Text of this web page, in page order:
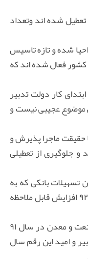
تعطیل شده اند وتعداد
شده و تازه تاسیس
یازدهم در کشور فعال شده اند که
کار دولت تدبیر
موضوع عجیبی نیست و
حقیقت ماجرا پذیرش و
جلوگیری از تعطیلی
بانکی که به
بخش های مختلف صنعتی،معدنی و بازرگانی پرداخت می شود در مقایسه با سال ۹۱ و ۹۲ افزایش قابل ملاحظه
بر اساس گزارش وزارت صنعت،معدن و تجارت میزان تسهیلات بانکی که به بخش صنعت و معدن در سال ۹۱
دولت تدبیر و امید این رقم سال